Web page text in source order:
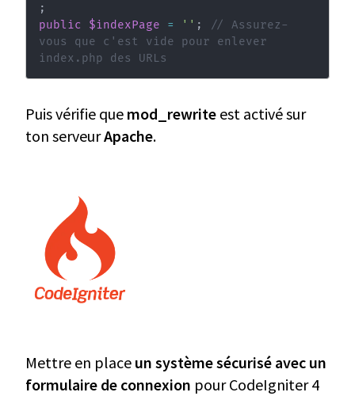
;
public
$indexPage = '' ;
// Assurez-
vous que c'est vide pour enlever
index.php des URLs
Puis vérifie que mod_rewrite est activé sur
ton serveurApache.
Mettre en place un système sécurisé avec un
formulaire de connexion pour CodeIgniter 4